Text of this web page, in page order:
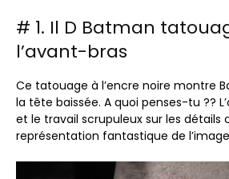
# 1. Il D Batman
l’avant-bras
Ce tatouage à l’encre noire montre
la tête baissée. A quoi penses-tu ??
et le travail scrupuleux sur les détails
représentation fantastique de